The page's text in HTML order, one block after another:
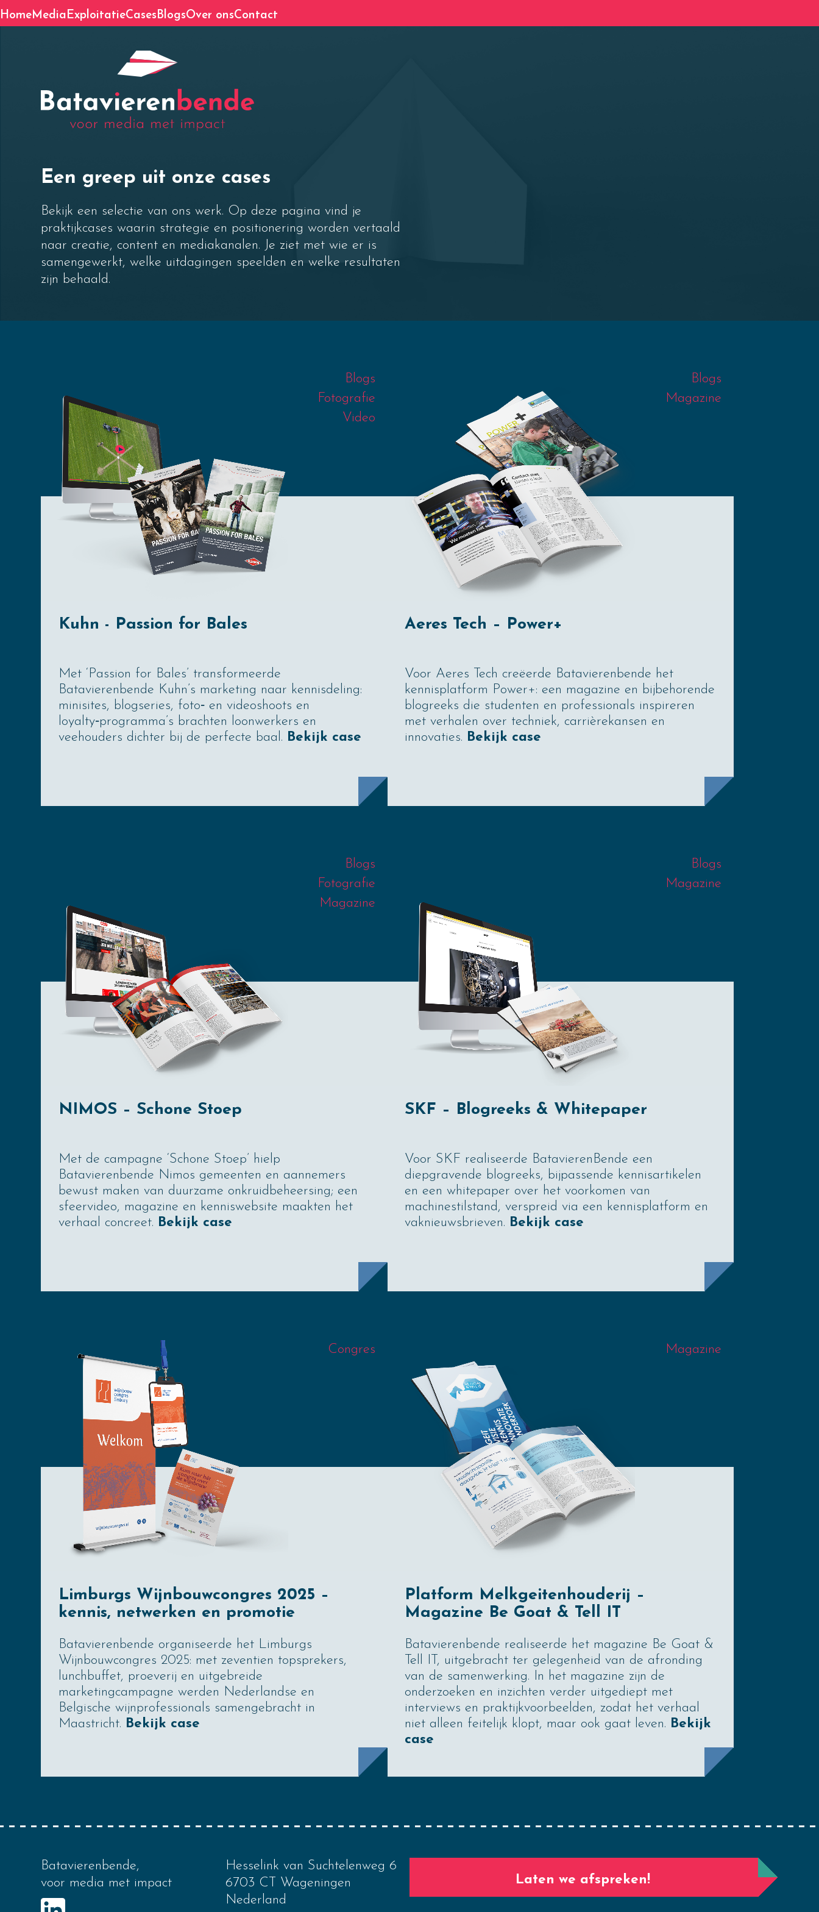
Skip
to
HomeMediaExploitatieCasesBlogsOver onsContact
Een greep uit onze cases
Bekijk een selectie van ons werk. Op deze pagina vind je
praktijkcases waarin strategie en positionering worden vertaald
naar creatie, content en mediakanalen. Je ziet met wie er is
samengewerkt, welke uitdagingen speelden en welke resultaten
zijn behaald.
Blogs
Fotografie
Video
Kuhn - Passion for Bales
Met ‘Passion for Bales’ transformeerde
Batavierenbende Kuhn’s marketing naar kennisdeling:
minisites, blogseries, foto‑ en videoshoots en
loyalty‑programma’s brachten loonwerkers en
veehouders dichter bij de perfecte baal. Bekijk case
Blogs
Magazine
Aeres Tech – Power+
Voor Aeres Tech creëerde Batavierenbende het
kennisplatform Power+: een magazine en bijbehorende
blogreeks die studenten en professionals inspireren
met verhalen over techniek, carrièrekansen en
innovaties. Bekijk case
Blogs
Fotografie
Magazine
NIMOS – Schone Stoep
Met de campagne ‘Schone Stoep’ hielp
Batavierenbende Nimos gemeenten en aannemers
bewust maken van duurzame onkruidbeheersing; een
sfeer­video, magazine en kenniswebsite maakten het
verhaal concreet. Bekijk case
Blogs
Magazine
SKF – Blogreeks & Whitepaper
Voor SKF realiseerde BatavierenBende een
diepgravende blogreeks, bijpassende kennisartikelen
en een whitepaper over het voorkomen van
machinestilstand, verspreid via een kennisplatform en
vaknieuwsbrieven. Bekijk case
Congres
Limburgs Wijnbouwcongres 2025 –
kennis, netwerken en promotie
Batavierenbende organiseerde het Limburgs
Wijnbouwcongres 2025: met zeventien topsprekers,
lunchbuffet, proeverij en uitgebreide
marketingcampagne werden Nederlandse en
Belgische wijnprofessionals samengebracht in
Maastricht. Bekijk case
Magazine
Platform Melkgeitenhouderij –
Magazine Be Goat & Tell IT
Batavierenbende realiseerde het magazine Be Goat &
Tell IT, uitgebracht ter gelegenheid van de afronding
van de samenwerking. In het magazine zijn de
onderzoeken en inzichten verder uitgediept met
interviews en praktijkvoorbeelden, zodat het verhaal
niet alleen feitelijk klopt, maar ook gaat leven. Bekijk
case
Batavierenbende,
voor media met impact
Hesselink van Suchtelenweg 6
6703 CT Wageningen
Nederland
Laten we afspreken!